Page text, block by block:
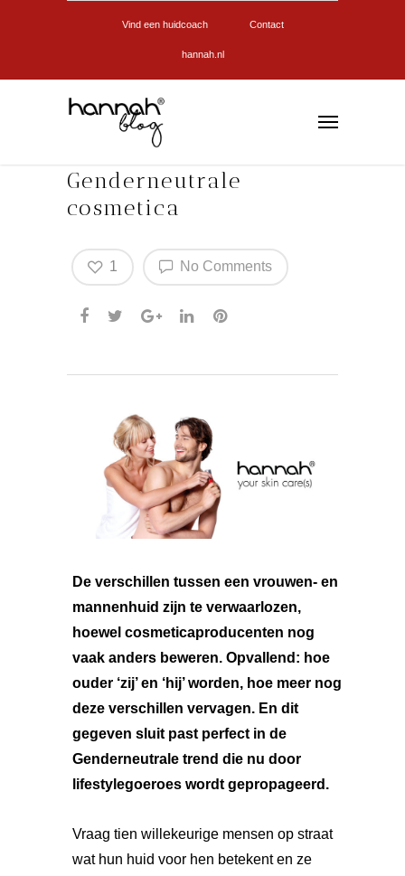
Vind een huidcoach Contact
hannah.nl
Genderneutrale
cosmetica
No Comments
1
De verschillen tussen een vrouwen- en
mannenhuid zijn te verwaarlozen,
hoewel cosmeticaproducenten nog
vaak anders beweren. Opvallend: hoe
ouder ‘zij’ en ‘hij’ worden, hoe meer nog
deze verschillen vervagen. En dit
gegeven sluit past perfect in de
Genderneutrale trend die nu door
lifestylegoeroes wordt gepropageerd.
Vraag tien willekeurige mensen op straat
wat hun huid voor hen betekent en ze